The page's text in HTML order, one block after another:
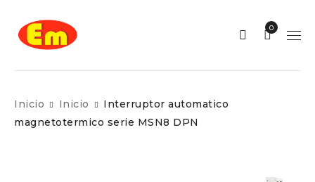
0
Inicio Inicio
Interruptor automatico
magnetotermico serie MSN8 DPN